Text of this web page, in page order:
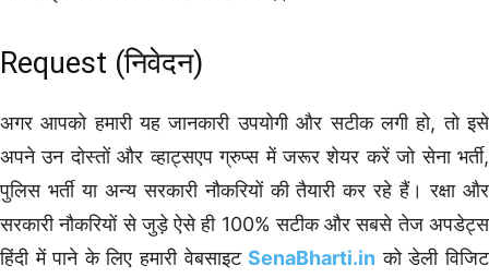
Request (निवेदन)
अगर आपको हमारी यह जानकारी उपयोगी और सटीक लगी हो, तो इसे
अपने उन दोस्तों और व्हाट्सएप ग्रुप्स में जरूर शेयर करें जो सेना भर्ती,
पुलिस भर्ती या अन्य सरकारी नौकरियों की तैयारी कर रहे हैं। रक्षा और
सरकारी नौकरियों से जुड़े ऐसे ही 100% सटीक और सबसे तेज अपडेट्स
हिंदी में पाने के लिए हमारी वेबसाइटSenaBharti.in को डेली विजिट